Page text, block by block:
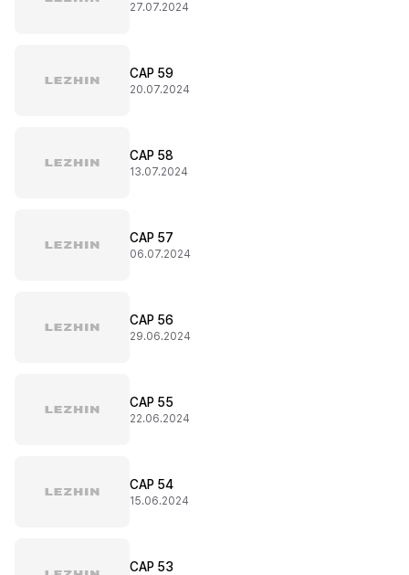
27.07.2024
CAP 59
20.07.2024
CAP 58
13.07.2024
CAP 57
06.07.2024
CAP 56
29.06.2024
CAP 55
22.06.2024
CAP 54
15.06.2024
CAP 53